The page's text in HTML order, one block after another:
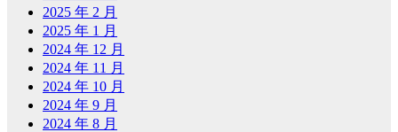
2025 年 2 月
2025 年 1 月
2024 年 12 月
2024 年 11 月
2024 年 10 月
2024 年 9 月
2024 年 8 月